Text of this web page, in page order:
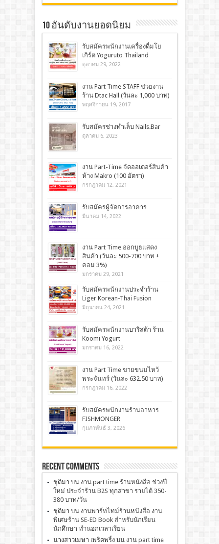
10 อันดับงานยอดนิยม
รับสมัครพนักงานเครื่องดื่มโย
เกิร์ต Yoguruto Thailand
ตุลาคม 29, 2022
งาน Part Time STAFF ช่วยงาน
ร้าน Dtac Hall (วันละ 1,000 บาท)
พฤศจิกายน 19, 2017
รับสมัครช่างทำเล็บ Nails.Bar
ตุลาคม 6, 2023
งาน Part-Time จัดออเดอร์สินค้า
ห้าง Makro (100 อัตรา)
กรกฎาคม 12, 2021
รับสมัครผู้จัดการอาคาร
มีนาคม 14, 2022
งาน Part Time ออกบูธแสดง
สินค้า (วันละ 500-700 บาท +
คอม 3%)
มกราคม 29, 2021
รับสมัครพนักงานประจำร้าน
Liger Korean-Thai Fusion
มิถุนายน 24, 2021
รับสมัครพนักงานบาริสต้า ร้าน
Koomi Yogurt
มกราคม 16, 2022
งาน Part Time ขายขนมไหว้
พระจันทร์ (วันละ 632.50 บาท)
กรกฎาคม 16, 2022
รับสมัครพนักงานร้านอาหาร
FISHMONGER
กุมภาพันธ์ 3, 2026
Recent Comments
ชุติมา บน งาน part time ร้านหนังสือ ช่วงปี
ใหม่ ประจำร้าน B2S ทุกสาขา รายได้ 350-
380 บาท/วัน
ชุติมา บน งานพาร์ทไทม์ร้านหนังสือ งาน
พิเศษร้าน SE-ED Book สำหรับนักเรียน
นักศึกษา ทำนอกเวลาเรียน
นางสาวเมษา เพริดพริ้งบน งาน part time